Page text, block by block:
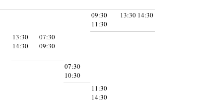
09:30
11:30
13:30 14:30
13:30
14:30
07:30
09:30
07:30
10:30
11:30
14:30